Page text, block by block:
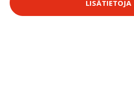
LISÄTIETOJA